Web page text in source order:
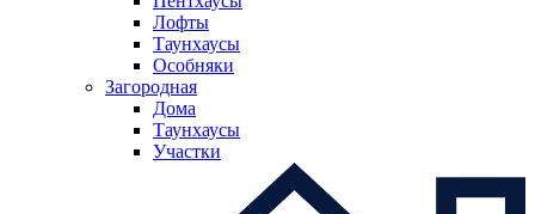
Лофты
Таунхаусы
Особняки
Загородная
Дома
Таунхаусы
Участки